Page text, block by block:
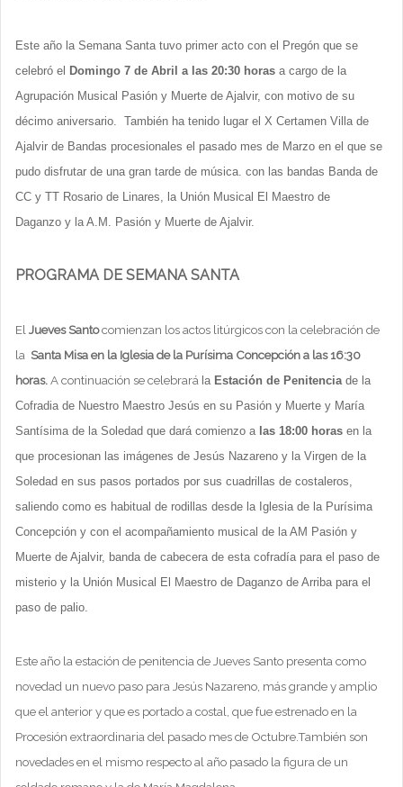
Este año la Semana Santa tuvo primer acto con el Pregón que se
celebró el Domingo 7 de Abril a las 20:30 horas a cargo de la
Agrupación Musical Pasión y Muerte de Ajalvir, con motivo de su
décimo aniversario. También ha tenido lugar el X Certamen Villa de
Ajalvir de Bandas procesionales el pasado mes de Marzo en el que se
pudo disfrutar de una gran tarde de música. con las bandas Banda de
CC y TT Rosario de Linares, la Unión Musical El Maestro de
Daganzo y la A.M. Pasión y Muerte de Ajalvir.
PROGRAMA DE SEMANA SANTA
ElJueves Santocomienzan los actos litúrgicos con la celebración de
la Santa Misa en la Iglesia de la Purísima Concepción a las 16:30
horas.A continuación se celebrará la Estación de Penitenciade la
Cofradia de Nuestro Maestro Jesús en su Pasión y Muerte y María
Santísima de la Soledad que dará comienzo a las 18:00 horas en la
que procesionan las imágenes de Jesús Nazareno y la Virgen de la
Soledad en sus pasos portados por sus cuadrillas de costaleros,
saliendo como es habitual de rodillas desde la Iglesia de la Purísima
Concepción y con el acompañamiento musical de la AM Pasión y
Muerte de Ajalvir, banda de cabecera de esta cofradía para el paso de
misterio y la Unión Musical El Maestro de Daganzo de Arriba para el
paso de palio.
Este año la estación de penitencia de Jueves Santo presenta como
novedad un nuevo paso para Jesús Nazareno, más grande y amplio
que el anterior y que es portado a costal, que fue estrenado en la
Procesión extraordinaria del pasado mes de Octubre.También son
novedades en el mismo respecto al año pasado la figura de un